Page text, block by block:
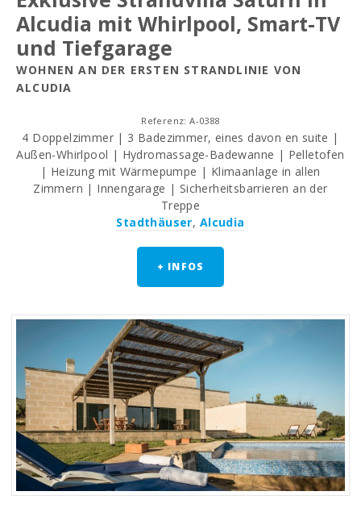
Alcudia mit Whirlpool, Smart-TV
und Tiefgarage
WOHNEN AN DER ERSTEN STRANDLINIE VON
ALCUDIA
Referenz: A-0388
4 Doppelzimmer | 3 Badezimmer, eines davon en suite |
Außen-Whirlpool | Hydromassage-Badewanne | Pelletofen
| Heizung mit Wärmepumpe | Klimaanlage in allen
Zimmern | Innengarage | Sicherheitsbarrieren an der
Treppe
Stadthäuser, Alcudia
+ INFOS